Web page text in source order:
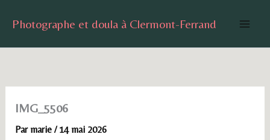
Photographe et doula à Clermont-Ferrand
IMG_5506
Par marie/14 mai 2026